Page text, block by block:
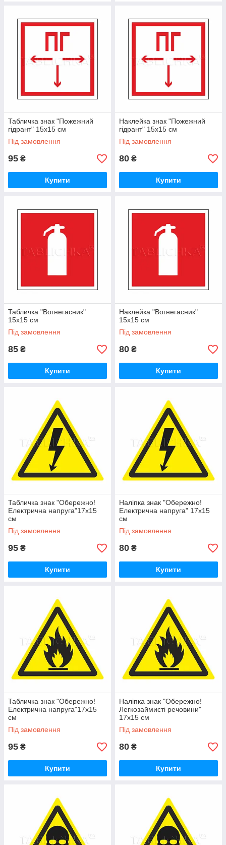
Табличка знак "Пожежний
гідрант" 15х15 см
Під замовлення
95 ₴
Купити
Наклейка знак "Пожежний
гідрант" 15х15 см
Під замовлення
80 ₴
Купити
Табличка "Вогнегасник"
15х15 см
Під замовлення
85 ₴
Купити
Наклейка "Вогнегасник"
15х15 см
Під замовлення
80 ₴
Купити
Табличка знак "Обережно!
Електрична напруга"17х15
см
Під замовлення
95 ₴
Купити
Наліпка знак "Обережно!
Електрична напруга" 17х15
см
Під замовлення
80 ₴
Купити
Табличка знак "Обережно!
Електрична напруга"17х15
см
Під замовлення
95 ₴
Купити
Наліпка знак "Обережно!
Легкозаймисті речовини"
17х15 см
Під замовлення
80 ₴
Купити